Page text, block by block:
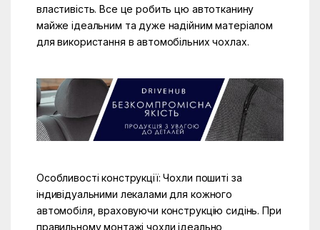
властивість. Все це робить цю автотканину
майже ідеальним та дуже надійним матеріалом
для використання в автомобільних чохлах.
Особливості конструкції: Чохли пошиті за
індивідуальними лекалами для кожного
автомобіля, враховуючи конструкцію сидінь. При
правильному монтажі чохли ідеально